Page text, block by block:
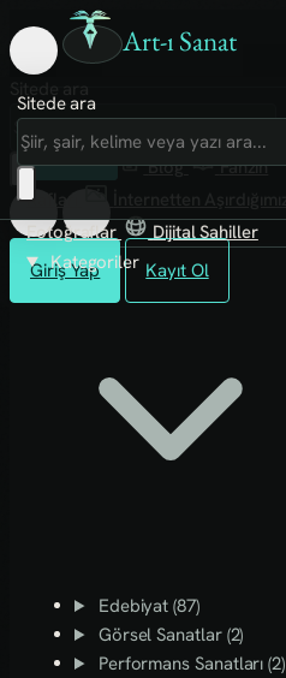
Art-ı Sanat
Giriş Yap Kayıt Ol
Sitede ara
Art-ı Sosyal
İmece
Kütüphane
Blog
Fanzin
Rafları
Fotoğraflar
Dijital Sahiller
Kategoriler
Edebiyat (87)
Görsel Sanatlar (2)
Performans Sanatları (2)